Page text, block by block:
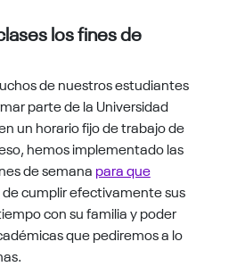
los fines de
de nuestros estudiantes
parte de la Universidad
un horario fijo de trabajo de
hemos implementado las
de semana para que
de cumplir efectivamente sus
con su familia y poder
que pediremos a lo